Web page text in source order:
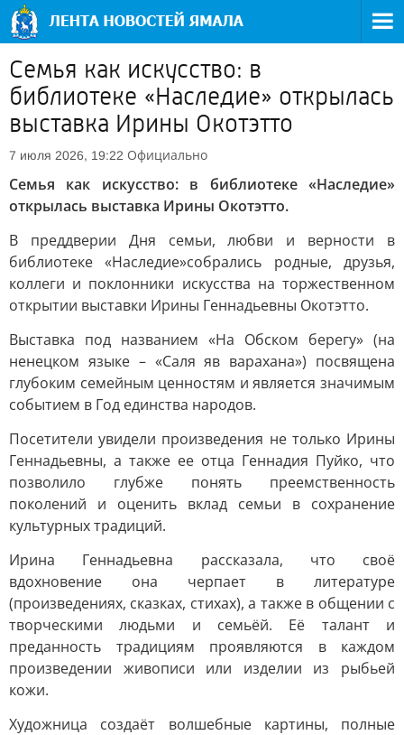
Семья как искусство: в
библиотеке «Наследие» открылась
выставка Ирины Окотэтто
7 июля 2026, 19:22 Официально
Семья как искусство: в библиотеке «Наследие»
открылась выставка Ирины Окотэтто.
В преддверии Дня семьи, любви и верности в
библиотеке «Наследие»собрались родные, друзья,
коллеги и поклонники искусства на торжественном
открытии выставки Ирины Геннадьевны Окотэтто.
Выставка под названием «На Обском берегу» (на
ненецком языке – «Саля яв варахана») посвящена
глубоким семейным ценностям и является значимым
событием в Год единства народов.
Посетители увидели произведения не только Ирины
Геннадьевны, а также ее отца Геннадия Пуйко, что
позволило глубже понять преемственность
поколений и оценить вклад семьи в сохранение
культурных традиций.
Ирина Геннадьевна рассказала, что своё
вдохновение она черпает в литературе
(произведениях, сказках, стихах), а также в общении с
творческими людьми и семьёй. Её талант и
преданность традициям проявляются в каждом
произведении живописи или изделии из рыбьей
кожи.
Художница создаёт волшебные картины, полные